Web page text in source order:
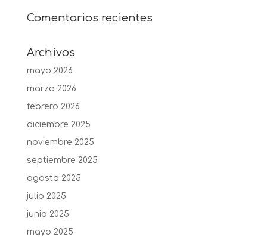
Comentarios recientes
Archivos
mayo 2026
marzo 2026
febrero 2026
diciembre 2025
noviembre 2025
septiembre 2025
agosto 2025
julio 2025
junio 2025
mayo 2025